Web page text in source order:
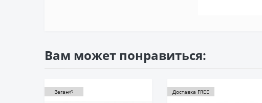
Вам может понравиться:
Веган🌱 Доставка FREE